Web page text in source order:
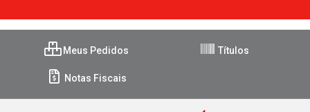
Meus Pedidos Títulos
Notas Fiscais